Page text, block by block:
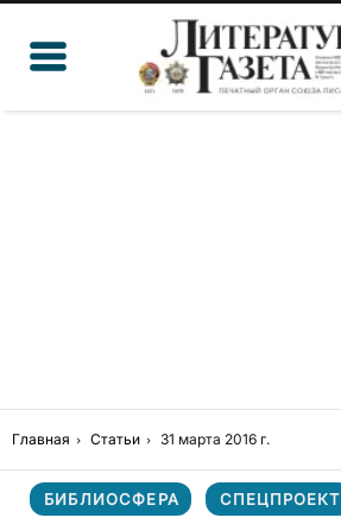
Главная Статьи 31 марта 2016 г.
БИБЛИОСФЕРА СПЕЦПРОЕКТ